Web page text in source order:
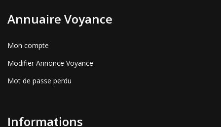
Annuaire Voyance
Mon compte
Modifier Annonce Voyance
Mot de passe perdu
Informations